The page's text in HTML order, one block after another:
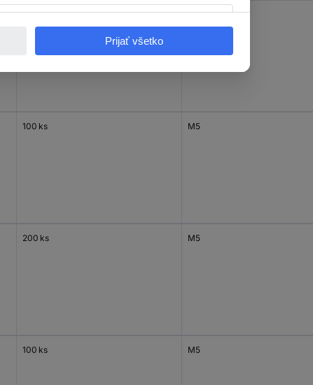
100 ks M5
100 ks M5
200 ks M5
100 ks M5